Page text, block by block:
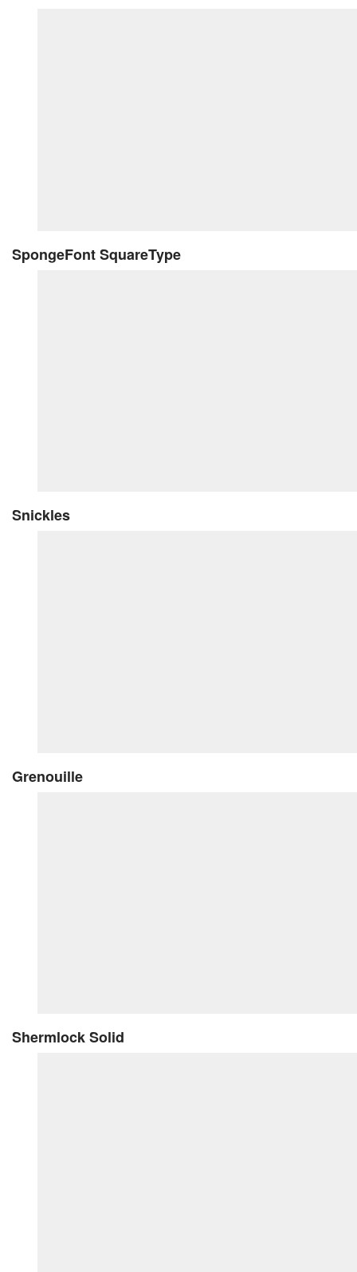
SpongeFont SquareType
Snickles
Grenouille
Shermlock Solid